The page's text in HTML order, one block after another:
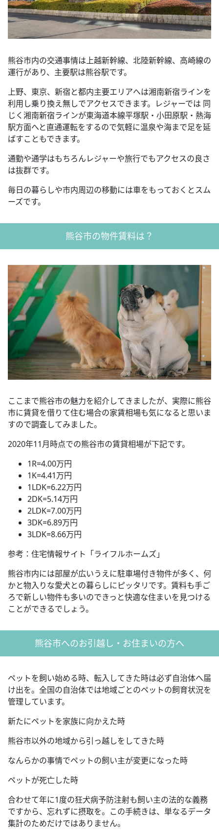
熊谷市内の交通事情は上越新幹線、北陸新幹線、高崎線の
運行があり、主要駅は熊谷駅です。
上野、東京、新宿と都内主要エリアへは湘南新宿ラインを
利用し乗り換え無しでアクセスできます。レジャーでは 同
じく湘南新宿ラインが東海道本線平塚駅・小田原駅・熱海
駅方面へと直通運転をするので気軽に温泉や海まで足を延
ばすこともできます。
通勤や通学はもちろんレジャーや旅行でもアクセスの良さ
は抜群です。
毎日の暮らしや市内周辺の移動には車をもっておくとスム
ーズです。
熊谷市の物件賃料は？
ここまで熊谷市の魅力を紹介してきましたが、実際に熊谷
市に賃貸を借りて住む場合の家賃相場も気になると思いま
すので調査してみました。
2020年11月時点での熊谷市の賃貸相場が下記です。
1R=4.00万円
1K=4.41万円
1LDK=6.22万円
2DK=5.14万円
2LDK=7.00万円
3DK=6.89万円
3LDK=8.66万円
参考：住宅情報サイト「ライフルホームズ」
熊谷市内には部屋が広いうえに駐車場付き物件が多く、何
かと物入りな愛犬との暮らしにピッタリです。賃料も手ご
ろで新しい物件も多いのできっと快適な住まいを見つける
ことができるでしょう。
熊谷市へのお引越し・お住まいの方へ
ペットを飼い始める時、転入してきた時は必ず自治体へ届
け出を。全国の自治体では地域ごとのペットの飼育状況を
管理しています。
新たにペットを家族に向かえた時
熊谷市以外の地域から引っ越しをしてきた時
なんらかの事情でペットの飼い主が変更になった時
ペットが死亡した時
合わせて年に1度の狂犬病予防注射も飼い主の法的な義務
ですから、忘れずに摂取を。この手続きは、単なるデータ
集計のためだけではありません。